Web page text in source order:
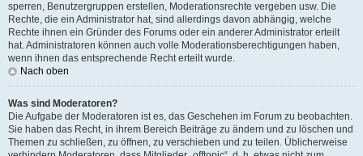
sperren, Benutzergruppen erstellen, Moderationsrechte vergeben usw. Die
Rechte, die ein Administrator hat, sind allerdings davon abhängig, welche
Rechte ihnen ein Gründer des Forums oder ein anderer Administrator erteilt
hat. Administratoren können auch volle Moderationsberechtigungen haben,
wenn ihnen das entsprechende Recht erteilt wurde.
Nach oben
Was sind Moderatoren?
Die Aufgabe der Moderatoren ist es, das Geschehen im Forum zu beobachten.
Sie haben das Recht, in ihrem Bereich Beiträge zu ändern und zu löschen und
Themen zu schließen, zu öffnen, zu verschieben und zu teilen. Üblicherweise